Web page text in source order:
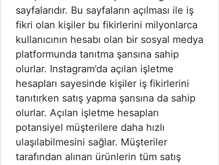
sayfalarıdır. Bu sayfaların açılması ile iş
fikri olan kişiler bu fikirlerini milyonlarca
kullanıcının hesabı olan bir sosyal medya
platformunda tanıtma şansına sahip
olurlar. Instagram’da açılan işletme
hesapları sayesinde kişiler iş fikirlerini
tanıtırken satış yapma şansına da sahip
olurlar. Açılan işletme hesapları
potansiyel müşterilere daha hızlı
ulaşılabilmesini sağlar. Müşteriler
tarafından alınan ürünlerin tüm satış